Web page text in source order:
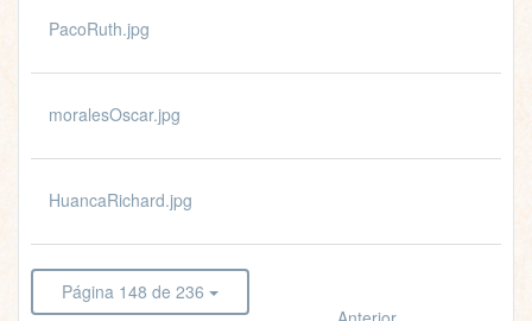
PacoRuth.jpg
moralesOscar.jpg
HuancaRichard.jpg
Página 148 de 236